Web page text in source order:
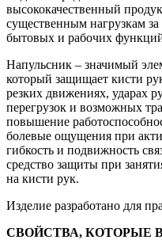
высококачественный
существенным нагрузкам
бытовых и рабочих
Напульсник – значимый
который защищает кисти
резких движениях, ударах
перегрузок и возможных
повышение
болевые ощущения при
гибкость и подвижность
средство защиты при
на кисти рук.
Изделие разработано для
СВОЙСТВА, КОТОРЫЕ